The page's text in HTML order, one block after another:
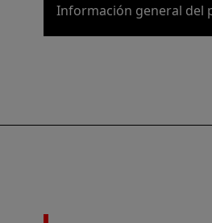
Información general del